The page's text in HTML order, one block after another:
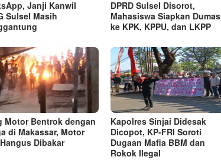
Janji Kanwil
Sulsel Masih
DPRD Sulsel Disorot,
Mahasiswa Siapkan Dumas
ke KPK, KPPU, dan LKPP
Motor Bentrok dengan
di Makassar, Motor
Dibakar
Kapolres Sinjai Didesak
Dicopot, KP-FRI Soroti
Dugaan Mafia BBM dan
Rokok Ilegal